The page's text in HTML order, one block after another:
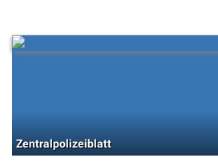
Zentralpolizeiblatt